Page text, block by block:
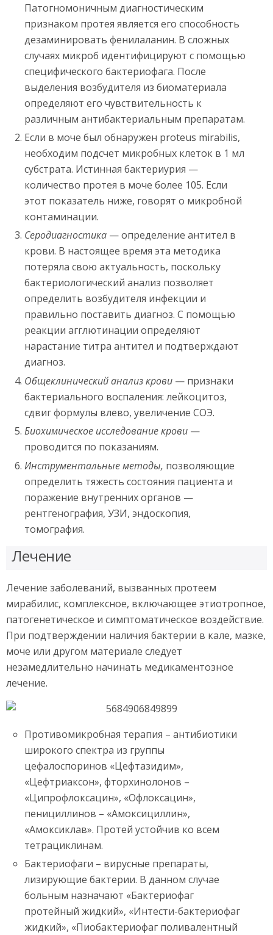
Патогномоничным диагностическим
признаком протея является его способность
дезаминировать фенилаланин. В сложных
случаях микроб идентифицируют с помощью
специфического бактериофага. После
выделения возбудителя из биоматериала
определяют его чувствительность к
различным антибактериальным препаратам.
Если в моче был обнаружен proteus mirabilis,
необходим подсчет микробных клеток в 1 мл
субстрата. Истинная бактериурия —
количество протея в моче более 105. Если
этот показатель ниже, говорят о микробной
контаминации.
Серодиагностика — определение антител в
крови. В настоящее время эта методика
потеряла свою актуальность, поскольку
бактериологический анализ позволяет
определить возбудителя инфекции и
правильно поставить диагноз. С помощью
реакции агглютинации определяют
нарастание титра антител и подтверждают
диагноз.
Общеклинический анализ крови — признаки
бактериального воспаления: лейкоцитоз,
сдвиг формулы влево, увеличение СОЭ.
Биохимическое исследование крови —
проводится по показаниям.
Инструментальные методы, позволяющие
определить тяжесть состояния пациента и
поражение внутренних органов —
рентгенография, УЗИ, эндоскопия,
томография.
Лечение
Лечение заболеваний, вызванных протеем
мирабилис, комплексное, включающее этиотропное,
патогенетическое и симптоматическое воздействие.
При подтверждении наличия бактерии в кале, мазке,
моче или другом материале следует
незамедлительно начинать медикаментозное
лечение.
Противомикробная терапия – антибиотики
широкого спектра из группы
цефалоспоринов «Цефтазидим»,
«Цефтриаксон», фторхинолонов –
«Ципрофлоксацин», «Офлоксацин»,
пенициллинов – «Амоксициллин»,
«Амоксиклав». Протей устойчив ко всем
тетрациклинам.
Бактериофаги – вирусные препараты,
лизирующие бактерии. В данном случае
больным назначают «Бактериофаг
протейный жидкий», «Интести-бактериофаг
жидкий», «Пиобактериофаг поливалентный